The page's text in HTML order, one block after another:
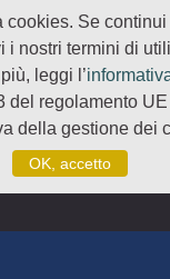
cookies. Se
i nostri termini di
leggi l’
del regolamento
della gestione dei
OK, accetto